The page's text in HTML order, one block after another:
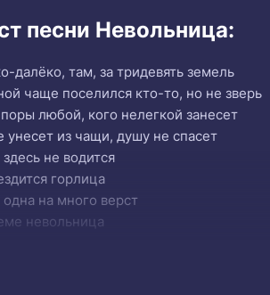
песни Невольница:
далёко, там, за тридевять земель
чаще поселился кто-то, но не зверь
любой, кого нелегкой занесет
унесет из чащи, душу не спасет
не водится
горлица
одна на много верст
невольница